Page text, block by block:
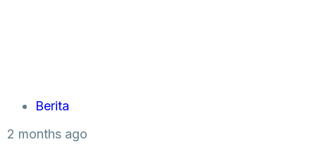
Berita
2 months ago